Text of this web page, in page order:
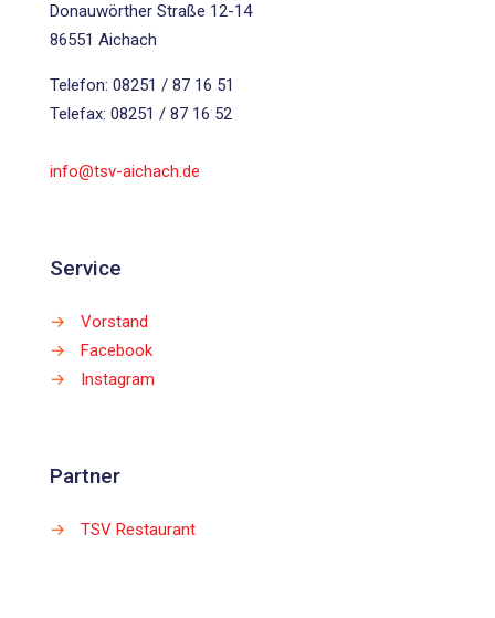
Donauwörther Straße 12-14
86551 Aichach
Telefon: 08251 / 87 16 51
Telefax: 08251 / 87 16 52
info@tsv-aichach.de
Service
→
Vorstand
→
Facebook
→
Instagram
Partner
→ TSV Restaurant